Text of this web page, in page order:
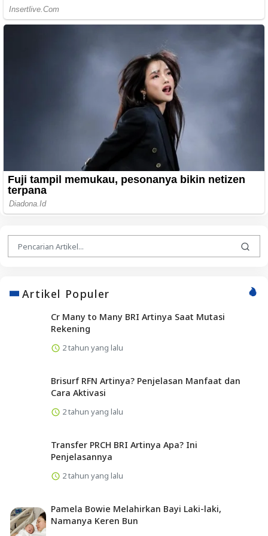
Artikel Populer
Cr Many to Many BRI Artinya Saat Mutasi
Rekening
2 tahun yang lalu
Brisurf RFN Artinya? Penjelasan Manfaat dan
Cara Aktivasi
2 tahun yang lalu
Transfer PRCH BRI Artinya Apa? Ini
Penjelasannya
2 tahun yang lalu
Pamela Bowie Melahirkan Bayi Laki-laki,
Namanya Keren Bun